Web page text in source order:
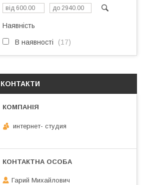
Наявність
В наявності 17
КОНТАКТИ
интернет- студия
Гарий Михайлович